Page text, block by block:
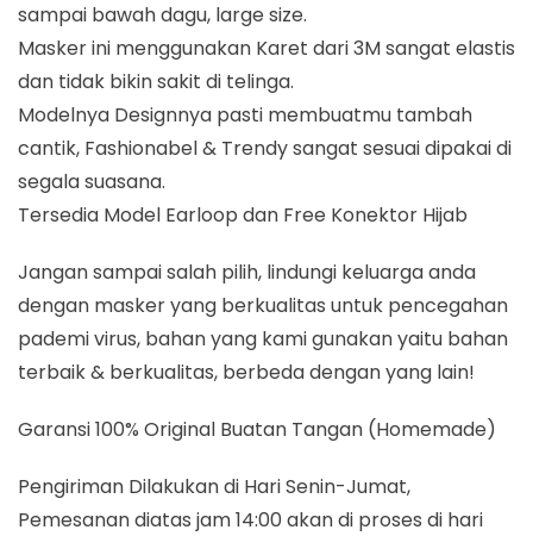
sampai bawah dagu, large size.
Masker ini menggunakan Karet dari 3M sangat elastis
dan tidak bikin sakit di telinga.
Modelnya Designnya pasti membuatmu tambah
cantik, Fashionabel & Trendy sangat sesuai dipakai di
segala suasana.
Tersedia Model Earloop dan Free Konektor Hijab
Jangan sampai salah pilih, lindungi keluarga anda
dengan masker yang berkualitas untuk pencegahan
pademi virus, bahan yang kami gunakan yaitu bahan
terbaik & berkualitas, berbeda dengan yang lain!
Garansi 100% Original Buatan Tangan (Homemade)
Pengiriman Dilakukan di Hari Senin-Jumat,
Pemesanan diatas jam 14:00 akan di proses di hari